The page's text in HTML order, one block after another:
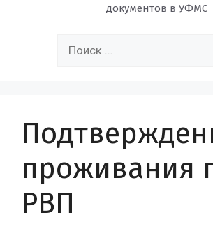
документов в УФМС
проживания
РВП